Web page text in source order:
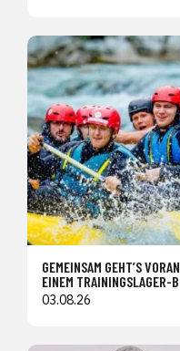
GEMEINSAM GEHT’S
EINEM TRAININGSLAGER-
03.08.26